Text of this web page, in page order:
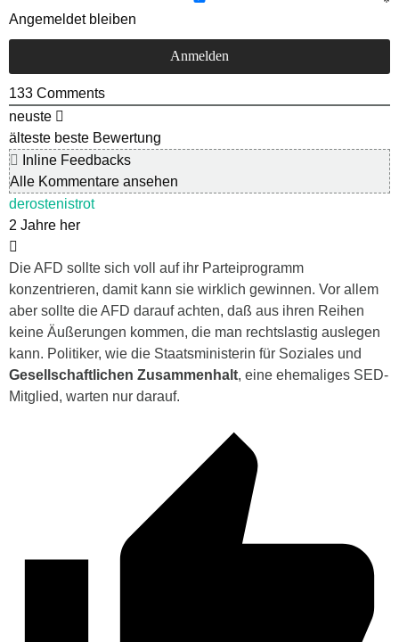
Angemeldet bleiben
133 Comments
neuste
älteste beste Bewertung
Inline Feedbacks
Alle Kommentare ansehen
derostenistrot
2 Jahre her
Die AFD sollte sich voll auf ihr Parteiprogramm
konzentrieren, damit kann sie wirklich gewinnen. Vor allem
aber sollte die AFD darauf achten, daß aus ihren Reihen
keine Äußerungen kommen, die man rechtslastig auslegen
kann. Politiker, wie die Staatsministerin für Soziales und
Gesellschaftlichen Zusammenhalt, eine ehemaliges SED-
Mitglied, warten nur darauf.